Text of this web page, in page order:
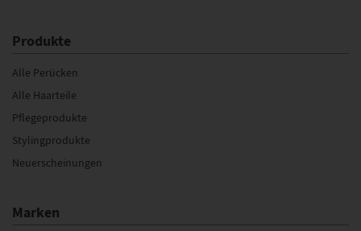
Produkte
Alle Perücken
Alle Haarteile
Pflegeprodukte
Stylingprodukte
Neuerscheinungen
Marken